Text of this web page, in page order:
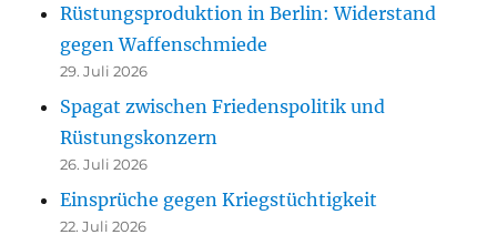
Rüstungsproduktion in Berlin: Widerstand
gegen Waffenschmiede
29. Juli 2026
Spagat zwischen Friedenspolitik und
Rüstungskonzern
26. Juli 2026
Einsprüche gegen Kriegstüchtigkeit
22. Juli 2026